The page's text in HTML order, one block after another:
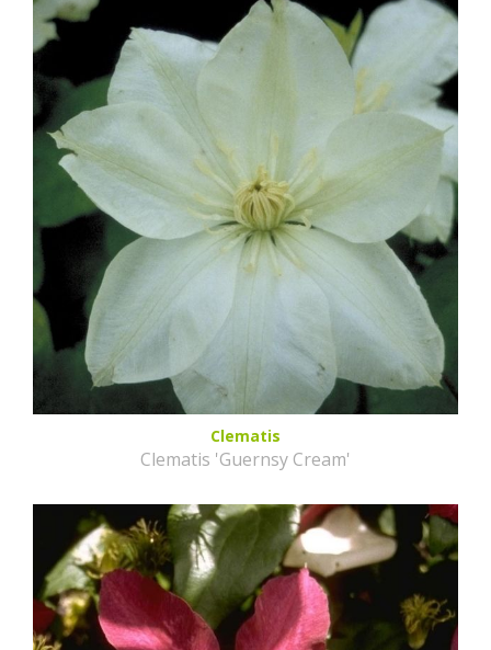
Clematis
Clematis 'Guernsy Cream'